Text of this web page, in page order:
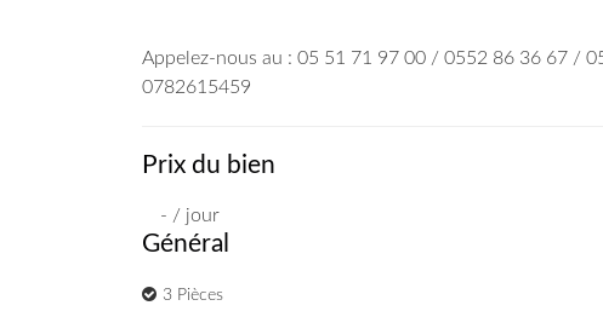
Appelez-nous au : 05 51 71 97 00 / 0552 86 36 67 /
0782615459
Prix du bien
- / jour
Général
3 Pièces